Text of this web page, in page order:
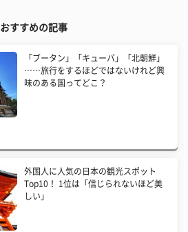
おすすめの記事
「ブータン」「キューバ」「北朝鮮」
……旅行をするほどではないけれど興
味のある国ってどこ？
外国人に人気の日本の観光スポット
Top10！ 1位は「信じられないほど美
しい」